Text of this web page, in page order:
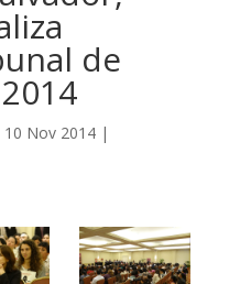
de
10 Nov 2014|